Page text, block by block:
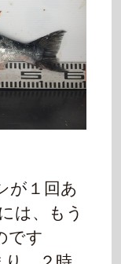
が１回あ
は、もう
です